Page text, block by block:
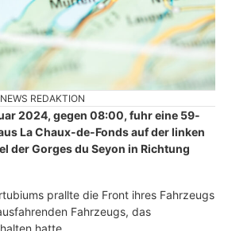
REDAKTION
2024, gegen 08:00, fuhr eine 59-
La Chaux-de-Fonds auf der linken
der Gorges du Seyon in Richtung
prallte die Front ihres Fahrzeugs
Fahrzeugs, das
hatte.